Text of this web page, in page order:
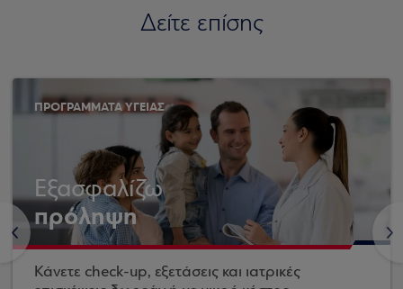
Δείτε επίσης
<
ΠΡΟΓΡΑΜΜΑΤΑ ΥΓΕΙΑΣ
Εξασφαλίζω
πρόληψη
Κάνετε check-up, εξετάσεις και ιατρικές
>